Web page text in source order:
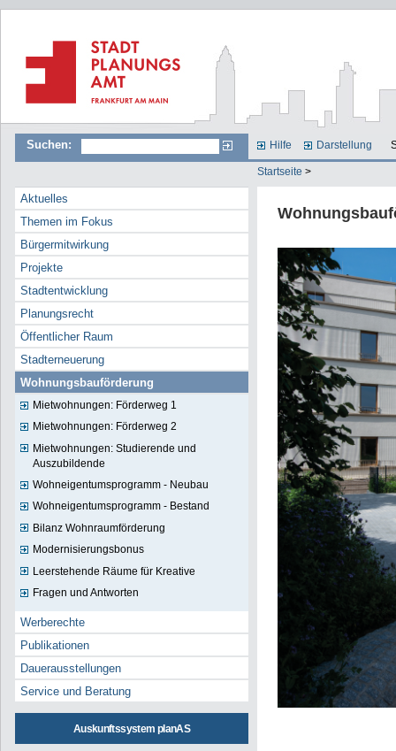
Suchen: Hilfe Darstellung
Startseite >
Aktuelles
Themen im Fokus
Bürgermitwirkung
Projekte
Stadtentwicklung
Planungsrecht
Öffentlicher Raum
Stadterneuerung
Wohnungsbauförderung
Mietwohnungen: Förderweg 1
Mietwohnungen: Förderweg 2
Mietwohnungen: Studierende und
Auszubildende
Wohneigentumsprogramm - Neubau
Wohneigentumsprogramm - Bestand
Bilanz Wohnraumförderung
Modernisierungsbonus
Leerstehende Räume für Kreative
Fragen und Antworten
Werberechte
Publikationen
Dauerausstellungen
Service und Beratung
Auskunftssystem planAS